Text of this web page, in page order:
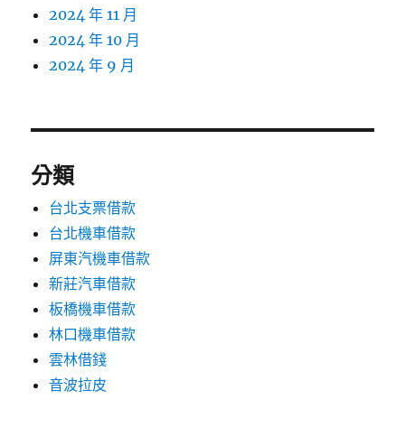
2024 年 11 月
2024 年 10 月
2024 年 9 月
分類
台北支票借款
台北機車借款
屏東汽機車借款
新莊汽車借款
板橋機車借款
林口機車借款
雲林借錢
音波拉皮